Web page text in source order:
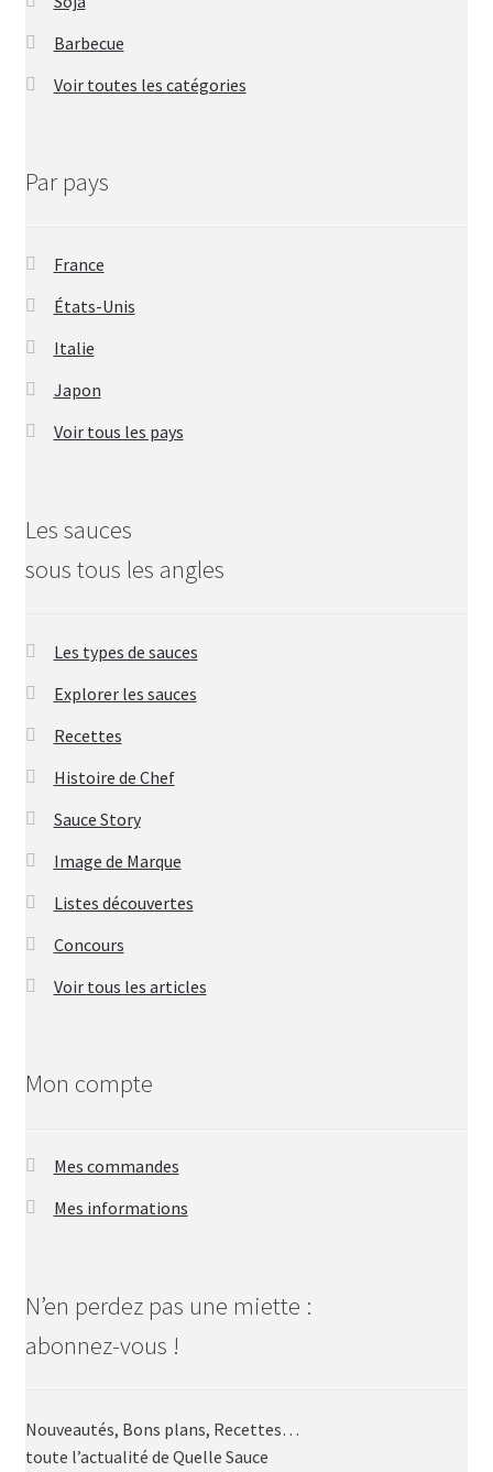
Barbecue
Voir toutes les catégories
Par pays
France
États-Unis
Italie
Japon
Voir tous les pays
Les sauces
sous tous les angles
Les types de sauces
Explorer les sauces
Recettes
Histoire de Chef
Sauce Story
Image de Marque
Listes découvertes
Concours
Voir tous les articles
Mon compte
Mes commandes
Mes informations
N’en perdez pas une miette :
abonnez-vous !
Nouveautés, Bons plans, Recettes…
toute l’actualité de Quelle Sauce